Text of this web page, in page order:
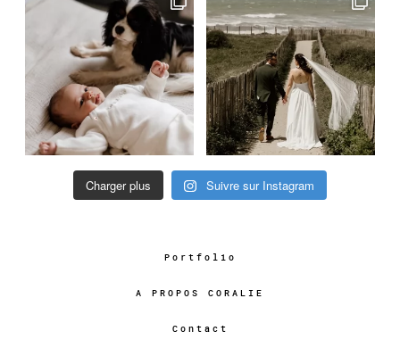
Charger plus Suivre sur Instagram
Portfolio
A PROPOS CORALIE
Contact